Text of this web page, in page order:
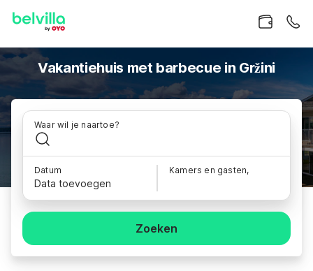
Vakantiehuis met barbecue in Gržini
Waar wil je naartoe?
Datum
Data toevoegen
Kamers en gasten,
Zoeken